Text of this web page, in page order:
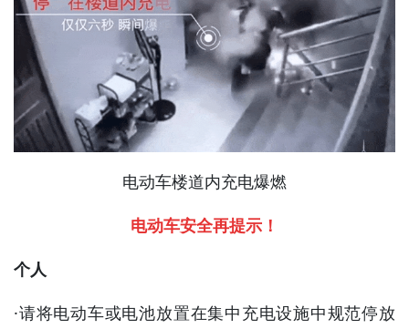
电动车楼道内充电爆燃
电动车安全再提示！
个人
·请将电动车或电池放置在集中充电设施中规范停放